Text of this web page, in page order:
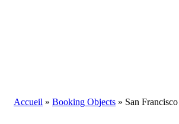
Accueil » Booking Objects » San